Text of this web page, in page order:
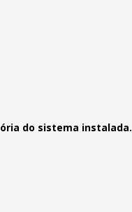
do sistema instalada.